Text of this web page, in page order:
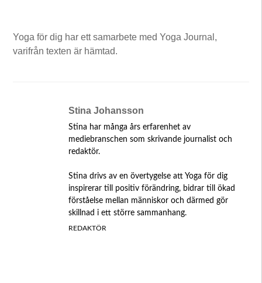
Yoga för dig har ett samarbete med Yoga Journal,
varifrån texten är hämtad.
Stina Johansson
Stina har många års erfarenhet av
mediebranschen som skrivande journalist och
redaktör.
Stina drivs av en övertygelse att Yoga för dig
inspirerar till positiv förändring, bidrar till ökad
förståelse mellan människor och därmed gör
skillnad i ett större sammanhang.
REDAKTÖR